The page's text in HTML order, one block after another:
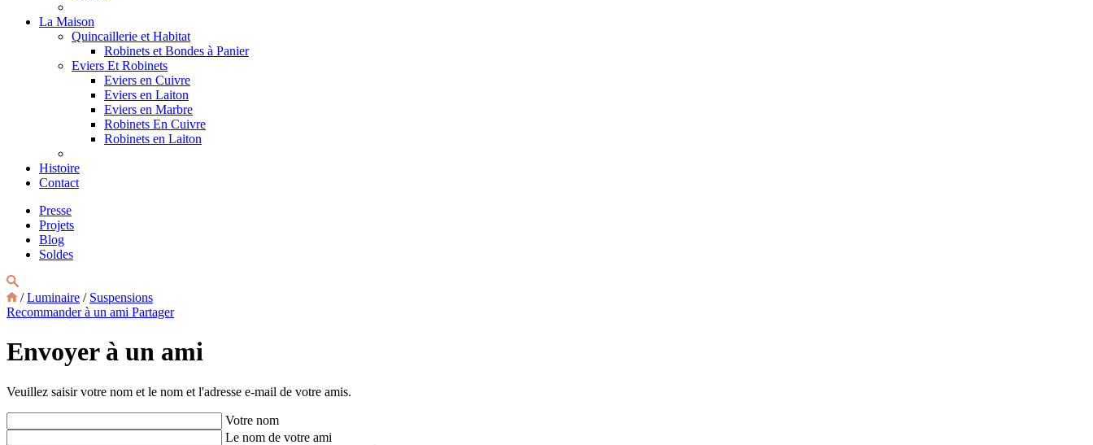
La Maison
Quincaillerie et Habitat
Robinets et Bondes à Panier
Eviers Et Robinets
Eviers en Cuivre
Eviers en Laiton
Eviers en Marbre
Robinets En Cuivre
Robinets en Laiton
Histoire
Contact
Presse
Projets
Blog
Soldes
/Luminaire / Suspensions
Recommander à un ami Partager
Envoyer à un ami
Veuillez saisir votre nom et le nom et l'adresse e-mail de votre amis.
Votre nom
Le nom de votre ami